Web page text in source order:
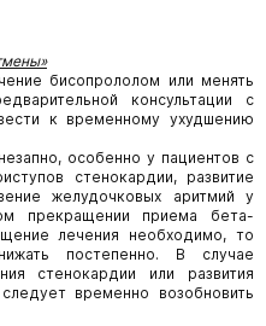
бисопрололом или менять
консультации с
к временному ухудшению
особенно у пациентов с
стенокардии, развитие
желудочковых аритмий у
прекращении приема бета-
лечения необходимо, то
постепенно. В случае
стенокардии или развития
временно возобновить